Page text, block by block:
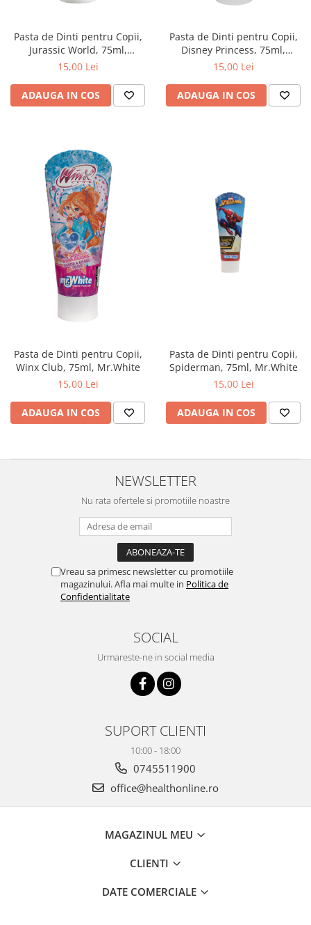
Zuluff Diapers (70 produse)
Pasta de Dinti pentru Copii,
Jurassic World, 75ml,
Mr.White
15,00 Lei
ADAUGA IN COS
Pasta de Dinti pentru Copii,
Disney Princess, 75ml,
Mr.White
15,00 Lei
ADAUGA IN COS
Pasta de Dinti pentru Copii,
Winx Club, 75ml, Mr.White
15,00 Lei
ADAUGA IN COS
Pasta de Dinti pentru Copii,
Spiderman, 75ml, Mr.White
15,00 Lei
ADAUGA IN COS
NEWSLETTER
Nu rata ofertele si promotiile noastre
Vreau sa primesc newsletter cu promotiile
magazinului. Afla mai multe in Politica de
Confidentialitate
SOCIAL
Urmareste-ne in social media
SUPORT CLIENTI
10:00 - 18:00
0745511900
office@healthonline.ro
MAGAZINUL MEU
CLIENTI
DATE COMERCIALE